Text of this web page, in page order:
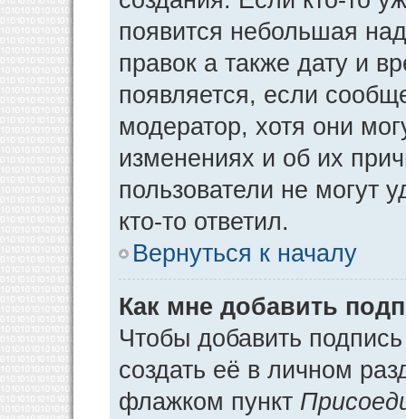
появится небольшая
правок а также дату и
появляется, если
модератор, хотя они
изменениях и об их
пользователи не могут
кто-то ответил.
Вернуться к началу
Как мне добавить
Чтобы добавить
создать её в личном
флажком пункт